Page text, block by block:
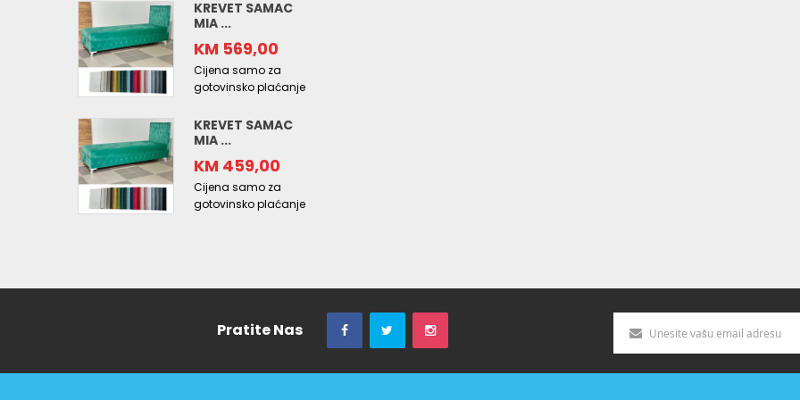
KREVET SAMAC
MIA ...
KM 569,00
Cijena samo za
gotovinsko plaćanje
KREVET SAMAC
MIA ...
KM 459,00
Cijena samo za
gotovinsko plaćanje
Pratite Nas